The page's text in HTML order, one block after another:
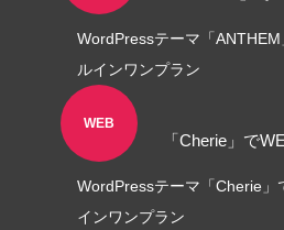
WordPressテーマ「
ルインワンプラン
WEB
「Cherie」で
WordPressテーマ「Cherie」
インワンプラン